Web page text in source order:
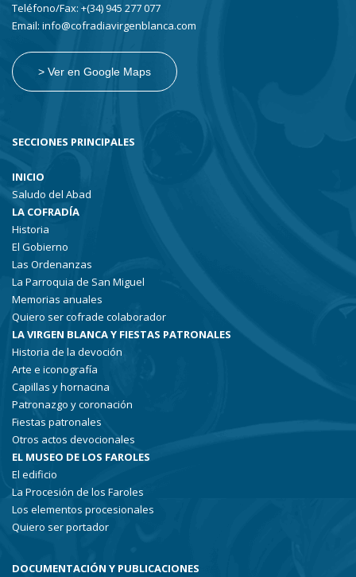
Teléfono/Fax: +(34) 945 277 077
Email: info@cofradiavirgenblanca.com
> Ver en Google Maps
SECCIONES PRINCIPALES
INICIO
Saludo del Abad
LA COFRADÍA
Historia
El Gobierno
Las Ordenanzas
La Parroquia de San Miguel
Memorias anuales
Quiero ser cofrade colaborador
LA VIRGEN BLANCA Y FIESTAS PATRONALES
Historia de la devoción
Arte e iconografía
Capillas y hornacina
Patronazgo y coronación
Fiestas patronales
Otros actos devocionales
EL MUSEO DE LOS FAROLES
El edificio
La Procesión de los Faroles
Los elementos procesionales
Quiero ser portador
DOCUMENTACIÓN Y PUBLICACIONES